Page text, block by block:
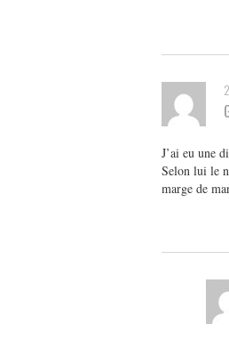
J’ai eu une
Selon lui le
marge de